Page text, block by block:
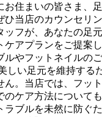
お住まいの皆さま、
ひ当店のカウンセリ
ッフが、あなたの足
ケアプランをご提案
ルやフットネイルの
しい足元を維持する
ん。当店では、フッ
のケア方法について
ラブルを未然に防ぐ